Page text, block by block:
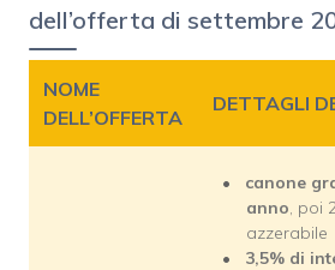
dell’offerta di settembre
NOME
DELL’OFFERTA
DETTAGLI
canone
anno, poi
azzerabile
3,5% di